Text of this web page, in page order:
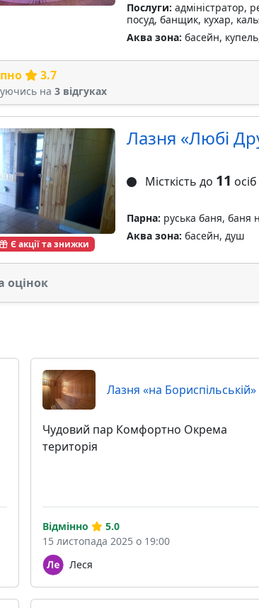
Послуги: адміністратор,
посуд, банщик, кухар,
Аква зона: басейн,
3.7
на 3 відгуках
Є акції та знижки
Лазня «Любі
Місткість до 11 осіб
Парна: руська баня, баня
Аква зона: басейн, душ
оцінок
Лазня «на Бориспільській»
Чудовий пар Комфортно Окрема
територія
Леся
Відмінно
5.0
15 листопада 2025 о 19:00